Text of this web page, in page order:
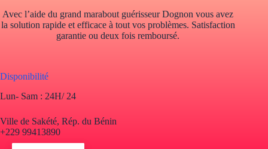
Avec l’aide du grand marabout guérisseur Dognon vous avez
la solution rapide et efficace à tout vos problèmes. Satisfaction
garantie ou deux fois remboursé.
Disponibilité
Lun- Sam : 24H/ 24
Ville de Sakété, Rép. du Bénin
+229 99413890